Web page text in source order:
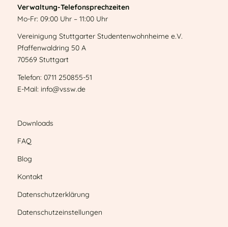
Verwaltung-Telefonsprechzeiten
Mo-Fr: 09:00 Uhr – 11:00 Uhr
Vereinigung Stuttgarter Studentenwohnheime e.V.
Pfaffenwaldring 50 A
70569 Stuttgart
Telefon: 0711 250855-51
E-Mail: info@vssw.de
Downloads
FAQ
Blog
Kontakt
Datenschutzerklärung
Datenschutzeinstellungen